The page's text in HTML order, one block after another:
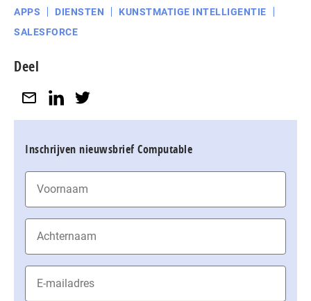
APPS DIENSTEN
KUNSTMATIGE INTELLIGENTIE
SALESFORCE
Deel
Inschrijven nieuwsbrief Computable